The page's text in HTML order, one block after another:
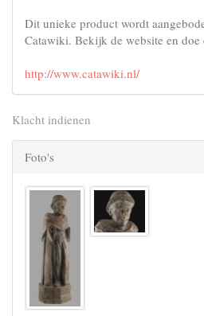
Dit unieke product wordt
Catawiki. Bekijk de website en doe
http://www.catawiki.nl/
Klacht indienen
Foto's